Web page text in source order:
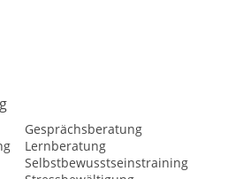
Gesprächsberatung
Lernberatung
Selbstbewusstseinstraining